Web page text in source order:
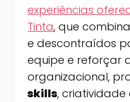
experiências
Tinta, que
e descontraídos
equipe e reforçar
organizacional,
skills, criatividade